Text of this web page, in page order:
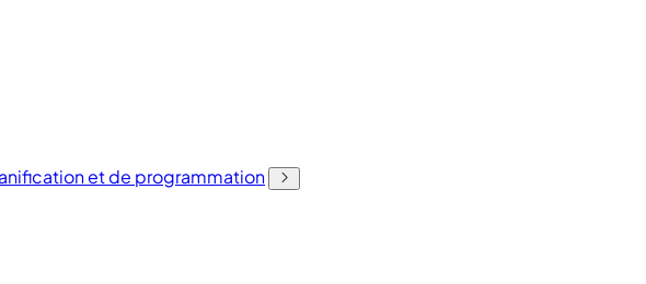
et de programmation